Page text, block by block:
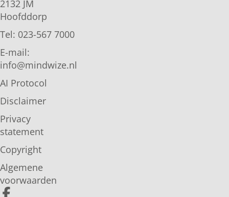
2132 JM
Hoofddorp
Tel: 023-567 7000
E-mail:
info@mindwize.nl
AI Protocol
Disclaimer
Privacy
statement
Copyright
Algemene
voorwaarden